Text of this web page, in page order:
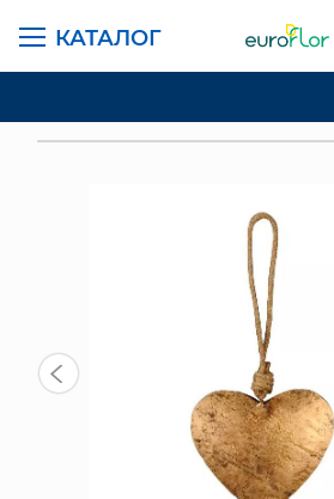
КАТАЛОГ
ЦВЕТЫ В ПАЧКАХ
СВАДЕБНАЯ
КОМНАТНЫЕ
ГОРШКИ И КАШПО
ГРУНТЫ И
ПРЕДМЕТЫ
ГЛАВНАЯ СТРАНИЦА КАТАЛОГ
ПРЕДМЕТЫ
ДЕКОР ПОДВЕСНОЙ "СЕРДЦЕ-ЗОЛОТОЙ